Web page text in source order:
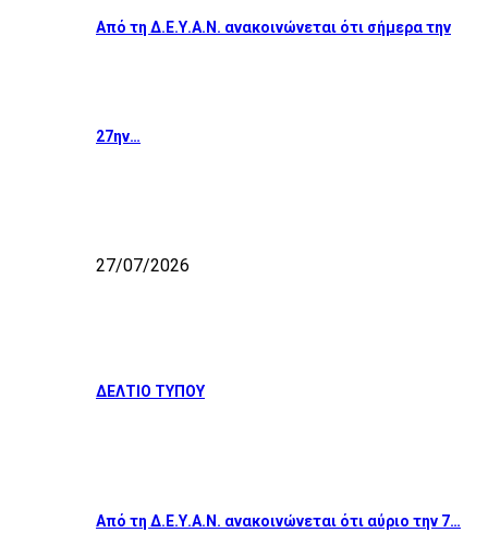
Από τη Δ.Ε.Υ.Α.Ν. ανακοινώνεται ότι σήμερα την
27ην…
27/07/2026
ΔΕΛΤΙΟ ΤΥΠΟΥ
Από τη Δ.Ε.Υ.Α.Ν. ανακοινώνεται ότι αύριο την 7…